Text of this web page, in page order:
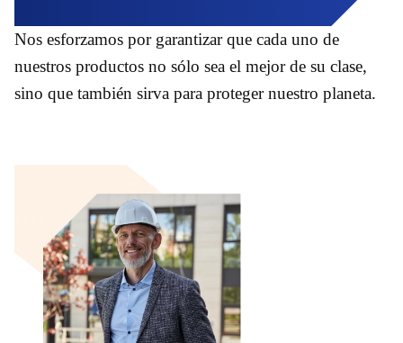
Nos esforzamos por garantizar que cada uno de
nuestros productos no sólo sea el mejor de su clase,
sino que también sirva para proteger nuestro planeta.